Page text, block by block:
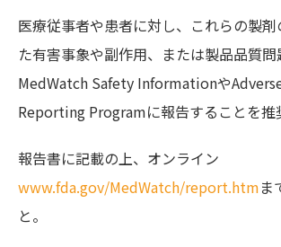
医療従事者や患者に対し、これらの製
た有害事象や副作用、または製品品質問
MedWatch Safety Informationや
Reporting Programに報告することを推
報告書に記載の上、オンライン
www.fda.gov/MedWatch/report.htmま
と。